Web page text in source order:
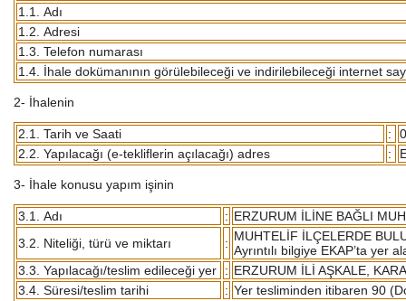
1.1. Adı
1.2. Adresi
1.3. Telefon numarası
1.4. İhale dokümanının görülebileceği ve indirilebileceği internet
2- İhalenin
2.1. Tarih ve Saati :
2.2. Yapılacağı (e-tekliflerin açılacağı) adres
:
3- İhale konusu yapım işinin
3.1. Adı : ERZURUM İLİNE BAĞLI
3.2. Niteliği, türü ve miktarı
: MUHTELİF İLÇELERDE
Ayrıntılı bilgiye EKAP’ta yer
3.3. Yapılacağı/teslim edileceği yer
: ERZURUM İLİ AŞKALE,
3.4. Süresi/teslim tarihi
: Yer tesliminden itibaren 90